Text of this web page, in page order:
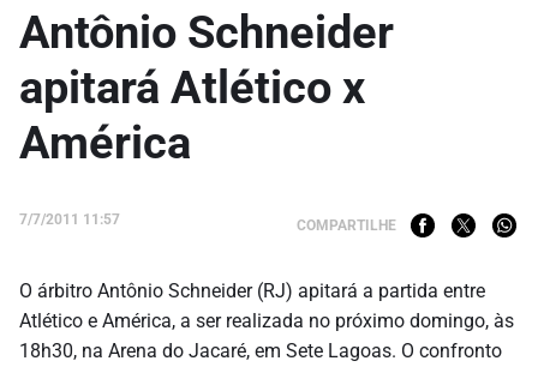
Antônio Schneider
apitará Atlético x
América
7/7/2011 11:57 COMPARTILHE
O árbitro Antônio Schneider (RJ) apitará a partida entre
Atlético e América, a ser realizada no próximo domingo, às
18h30, na Arena do Jacaré, em Sete Lagoas. O confronto